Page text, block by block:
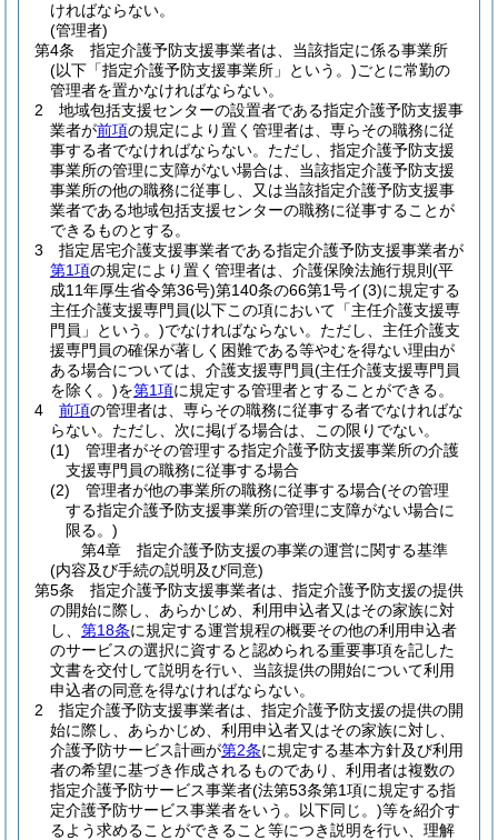
ければならない。
(管理者)
第4条
指定介護予防支援事業者は、当該指定に係る事業所
(以下「指定介護予防支援事業所」という。)ごとに常勤の
管理者を置かなければならない。
2
地域包括支援センターの設置者である指定介護予防支援事
業者が前項の規定により置く管理者は、専らその職務に従
事する者でなければならない。 ただし、指定介護予防支援
事業所の管理に支障がない場合は、当該指定介護予防支援
事業所の他の職務に従事し、又は当該指定介護予防支援事
業者である地域包括支援センターの職務に従事することが
できるものとする。
3
指定居宅介護支援事業者である指定介護予防支援事業者が
第1項の規定により置く管理者は、介護保険法施行規則 (平
成11年厚生省令第36号)第140条の66第1号イ(3)に規定する
主任介護支援専門員(以下この項において「主任介護支援専
門員」という。)でなければならない。 ただし、主任介護支
援専門員の確保が著しく困難である等やむを得ない理由が
ある場合については、介護支援専門員(主任介護支援専門員
を除く。)を第1項に規定する管理者とすることができる。
4
前項の管理者は、専らその職務に従事する者でなければな
らない。 ただし、次に掲げる場合は、この限りでない。
(1)
管理者がその管理する指定介護予防支援事業所の介護
支援専門員の職務に従事する場合
(2)
管理者が他の事業所の職務に従事する場合(その管理
する指定介護予防支援事業所の管理に支障がない場合に
限る。)
第4章
指定介護予防支援の事業の運営に関する基準
(内容及び手続の説明及び同意)
第5条
指定介護予防支援事業者は、指定介護予防支援の提供
の開始に際し、あらかじめ、利用申込者又はその家族に対
し、 第18条に規定する運営規程の概要その他の利用申込者
のサービスの選択に資すると認められる重要事項を記した
文書を交付して説明を行い、当該提供の開始について利用
申込者の同意を得なければならない。
2
指定介護予防支援事業者は、指定介護予防支援の提供の開
始に際し、あらかじめ、利用申込者又はその家族に対し、
介護予防サービス計画が第2条に規定する基本方針及び利用
者の希望に基づき作成されるものであり、利用者は複数の
指定介護予防サービス事業者(法第53条第1項に規定する指
定介護予防サービス事業者をいう。以下同じ。)等を紹介す
るよう求めることができること等につき説明を行い、理解